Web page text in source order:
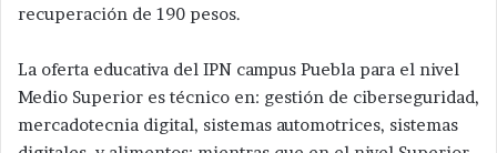
recuperación de 190 pesos.
La oferta educativa del IPN campus Puebla para el nivel
Medio Superior es técnico en: gestión de ciberseguridad,
mercadotecnia digital, sistemas automotrices, sistemas